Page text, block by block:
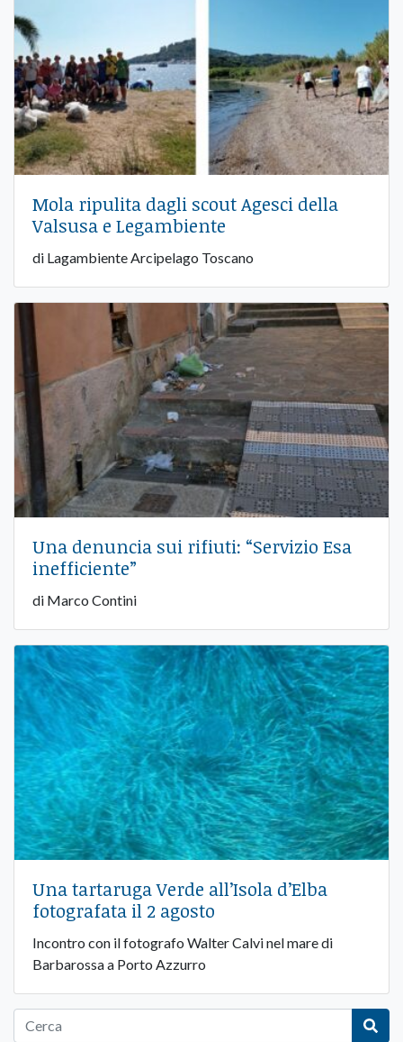
Mola ripulita dagli scout Agesci della
Valsusa e Legambiente
di Lagambiente Arcipelago Toscano
Una denuncia sui rifiuti: “Servizio Esa
inefficiente”
di Marco Contini
Una tartaruga Verde all’Isola d’Elba
fotografata il 2 agosto
Incontro con il fotografo Walter Calvi nel mare di
Barbarossa a Porto Azzurro